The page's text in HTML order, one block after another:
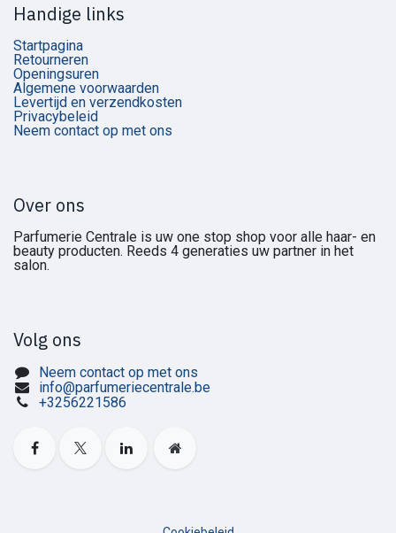
Handige links
Startpagina
Retourneren
Openingsuren
Algemene voorwaarden
Levertijd en verzendkosten
Privacybeleid
Neem contact op met ons
Over ons
Parfumerie Centrale is uw one stop shop voor alle haar- en
beauty producten. Reeds 4 generaties uw partner in het
salon.
Volg ons
Neem contact op met ons
info@parfumeriecentrale.be
+3256221586